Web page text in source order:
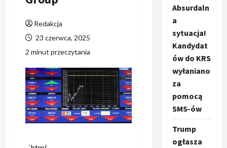
Redakcja
23 czerwca, 2025
2 minut przeczytania
Absurdaln
a
sytuacja!
Kandydat
ów do KRS
wyłaniano
za
pomocą
SMS-ów
Trump
ogłasza